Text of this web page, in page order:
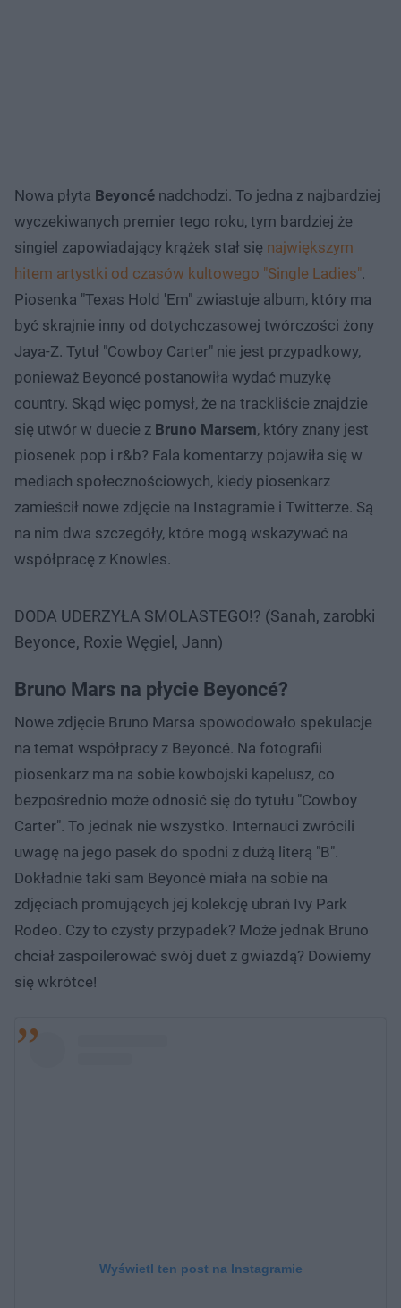
Nowa płyta Beyoncé nadchodzi. To jedna z najbardziej
wyczekiwanych premier tego roku, tym bardziej że
singiel zapowiadający krążek stał się największym
hitem artystki od czasów kultowego "Single Ladies".
Piosenka "Texas Hold 'Em" zwiastuje album, który ma
być skrajnie inny od dotychczasowej twórczości żony
Jaya-Z. Tytuł "Cowboy Carter" nie jest przypadkowy,
ponieważ Beyoncé postanowiła wydać muzykę
country. Skąd więc pomysł, że na trackliście znajdzie
się utwór w duecie z Bruno Marsem, który znany jest
piosenek pop i r&b? Fala komentarzy pojawiła się w
mediach społecznościowych, kiedy piosenkarz
zamieścił nowe zdjęcie na Instagramie i Twitterze. Są
na nim dwa szczegóły, które mogą wskazywać na
współpracę z Knowles.
DODA UDERZYŁA SMOLASTEGO!? (Sanah, zarobki
Beyonce, Roxie Węgiel, Jann)
Bruno Mars na płycie Beyoncé?
Nowe zdjęcie Bruno Marsa spowodowało spekulacje
na temat współpracy z Beyoncé. Na fotografii
piosenkarz ma na sobie kowbojski kapelusz, co
bezpośrednio może odnosić się do tytułu "Cowboy
Carter". To jednak nie wszystko. Internauci zwrócili
uwagę na jego pasek do spodni z dużą literą "B".
Dokładnie taki sam Beyoncé miała na sobie na
zdjęciach promujących jej kolekcję ubrań Ivy Park
Rodeo. Czy to czysty przypadek? Może jednak Bruno
chciał zaspoilerować swój duet z gwiazdą? Dowiemy
się wkrótce!
Wyświetl ten post na Instagramie